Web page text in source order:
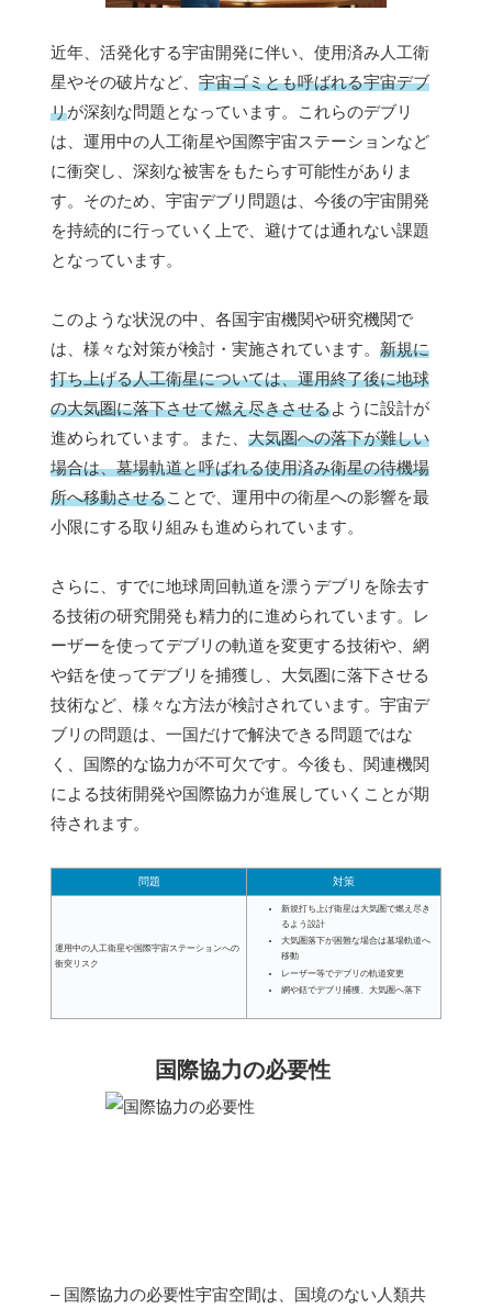
近年、活発化する宇宙開発に伴い、使用済み人工衛
星やその破片など、 宇宙ゴミとも呼ばれる宇宙デブ
リが深刻な問題となっています。これらのデブリ
は、運用中の人工衛星や国際宇宙ステーションなど
に衝突し、深刻な被害をもたらす可能性がありま
す。そのため、宇宙デブリ問題は、今後の宇宙開発
を持続的に行っていく上で、避けては通れない課題
となっています。
このような状況の中、各国宇宙機関や研究機関で
は、様々な対策が検討・実施されています。 新規に
打ち上げる人工衛星については、運用終了後に地球
の大気圏に落下させて燃え尽きさせるように設計が
進められています。また、 大気圏への落下が難しい
場合は、墓場軌道と呼ばれる使用済み衛星の待機場
所へ移動させることで、運用中の衛星への影響を最
小限にする取り組みも進められています。
さらに、すでに地球周回軌道を漂うデブリを除去す
る技術の研究開発も精力的に進められています。レ
ーザーを使ってデブリの軌道を変更する技術や、網
や銛を使ってデブリを捕獲し、大気圏に落下させる
技術など、様々な方法が検討されています。宇宙デ
ブリの問題は、一国だけで解決できる問題ではな
く、国際的な協力が不可欠です。今後も、関連機関
による技術開発や国際協力が進展していくことが期
待されます。
問題 対策
運用中の人工衛星や国際宇宙ステーションへの
衝突リスク
新規打ち上げ衛星は大気圏で燃え尽き
るよう設計
大気圏落下が困難な場合は墓場軌道へ
移動
レーザー等でデブリの軌道変更
網や銛でデブリ捕獲、大気圏へ落下
国際協力の必要性
– 国際協力の必要性宇宙空間は、国境のない人類共